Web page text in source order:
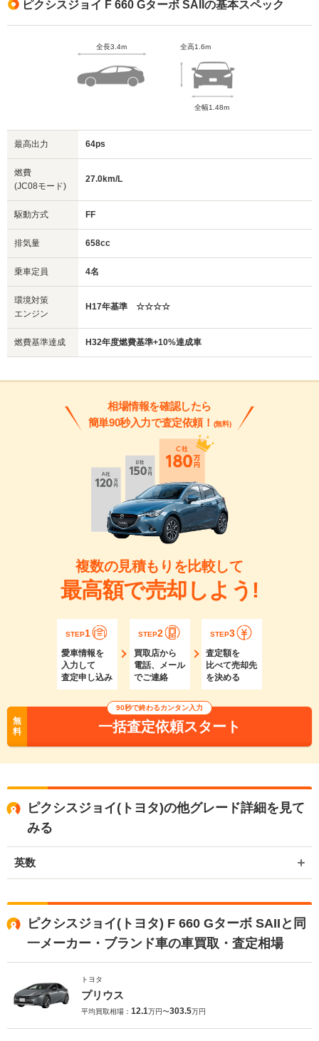
ピクシスジョイ F 660 Gターボ SAIIの基本スペック
全長3.4m 全高1.6m
全幅1.48m
最高出力 64ps
燃費
(JC08モード)
27.0km/L
駆動方式 FF
排気量 658cc
乗車定員 4名
環境対策
エンジン
H17年基準 ☆☆☆☆
燃費基準達成 H32年度燃費基準+10%達成車
相場情報を確認したら
簡単90秒入力で査定依頼！ (無料)
複数の見積もりを比較して
最高額で売却しよう!
STEP1
愛車情報を
入力して
査定申し込み
STEP2
買取店から
電話、メール
でご連絡
STEP3
査定額を
比べて売却先
を決める
無
料
90秒で終わるカンタン入力
一括査定依頼スタート
ピクシスジョイ(トヨタ)の他グレード詳細を見て
みる
英数
ピクシスジョイ(トヨタ) F 660 Gターボ SAIIと同
一メーカー・ブランド車の車買取・査定相場
トヨタ
プリウス
平均買取相場： 12.1万円〜303.5万円